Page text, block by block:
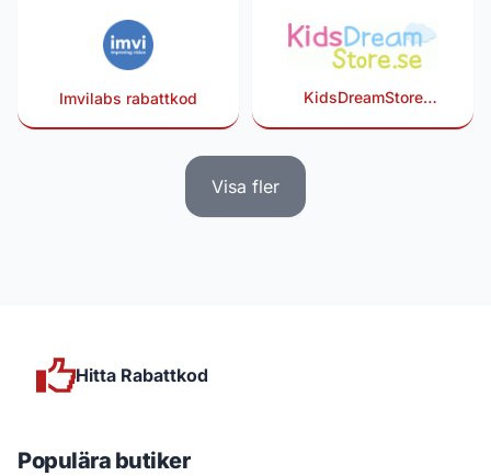
Imvilabs rabattkod
KidsDreamStore
Visa fler
Hitta Rabattkod
Populära butiker